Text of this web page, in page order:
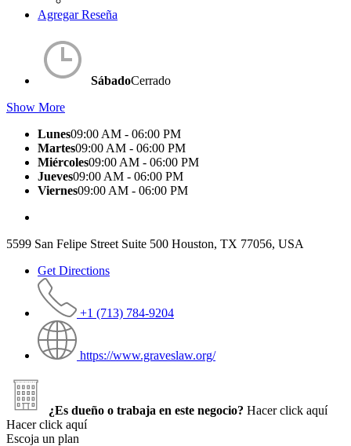
Agregar Reseña
SábadoCerrado
Show More
Lunes09:00 AM - 06:00 PM
Martes09:00 AM - 06:00 PM
Miércoles09:00 AM - 06:00 PM
Jueves09:00 AM - 06:00 PM
Viernes09:00 AM - 06:00 PM
5599 San Felipe Street Suite 500 Houston, TX 77056, USA
Get Directions
+1 (713) 784-9204
https://www.graveslaw.org/
¿Es dueño o trabaja en este negocio? Hacer click aquí
Hacer click aquí
Escoja un plan